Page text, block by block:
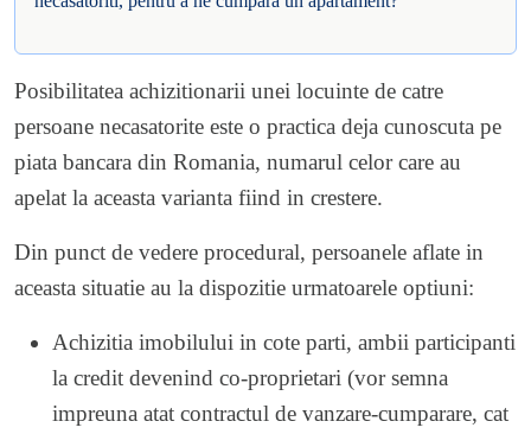
Posibilitatea achizitionarii unei locuinte de catre
persoane necasatorite este o practica deja cunoscuta pe
piata bancara din Romania, numarul celor care au
apelat la aceasta varianta fiind in crestere.
Din punct de vedere procedural, persoanele aflate in
aceasta situatie au la dispozitie urmatoarele optiuni:
Achizitia imobilului in cote parti, ambii participanti
la credit devenind co-proprietari (vor semna
impreuna atat contractul de vanzare-cumparare, cat